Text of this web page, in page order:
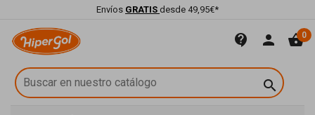
Envíos GRATIS desde 49,95€*
contact_support person shopping_basket0
